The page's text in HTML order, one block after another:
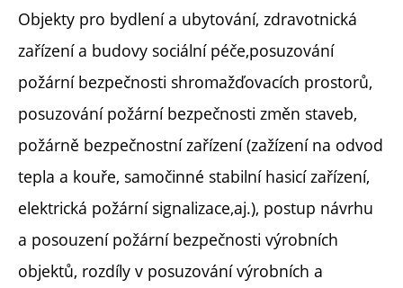
Objekty pro bydlení a ubytování, zdravotnická
zařízení a budovy sociální péče,posuzování
požární bezpečnosti shromažďovacích prostorů,
posuzování požární bezpečnosti změn staveb,
požárně bezpečnostní zařízení (zažízení na odvod
tepla a kouře, samočinné stabilní hasicí zařízení,
elektrická požární signalizace,aj.), postup návrhu
a posouzení požární bezpečnosti výrobních
objektů, rozdíly v posuzování výrobních a